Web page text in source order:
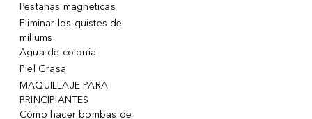
Pestanas magneticas
Eliminar los quistes de
miliums
Agua de colonia
Piel Grasa
MAQUILLAJE PARA
PRINCIPIANTES
Cómo hacer bombas de